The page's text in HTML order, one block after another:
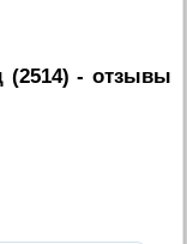
- отзывы